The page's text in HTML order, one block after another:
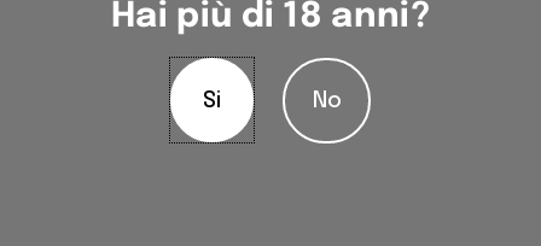
Applica filtro
Hai più di 18 anni?
Si No